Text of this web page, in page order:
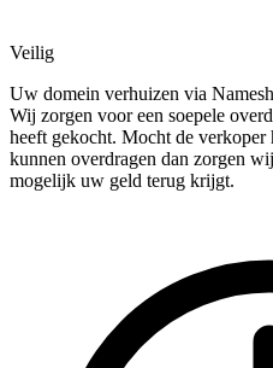
Veilig
Uw domein verhuizen via
Wij zorgen voor een soepele
heeft gekocht. Mocht de
kunnen overdragen dan zorgen
mogelijk uw geld terug krijgt.